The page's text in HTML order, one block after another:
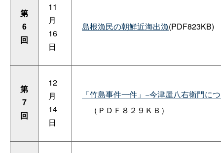
第
6
回
11
月
16
日
島根漁民の朝鮮近海出漁(PDF823KB)
第
7
回
12
月
14
日
「竹島事件一件」−今津屋八右衛門に
（ＰＤＦ８２９ＫＢ）